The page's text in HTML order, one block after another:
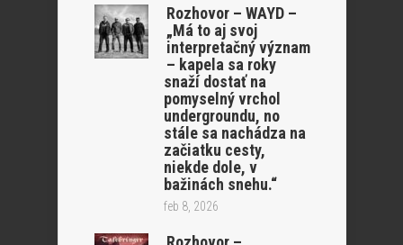
Rozhovor – WAYD –
„Má to aj svoj
interpretačný význam
– kapela sa roky
snaží dostať na
pomyselný vrchol
undergroundu, no
stále sa nachádza na
začiatku cesty,
niekde dole, v
bažinách snehu.“
feb 8, 2026